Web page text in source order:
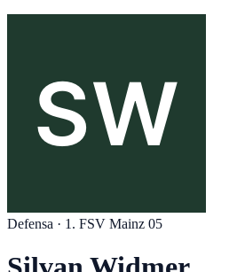
Defensa · 1. FSV Mainz 05